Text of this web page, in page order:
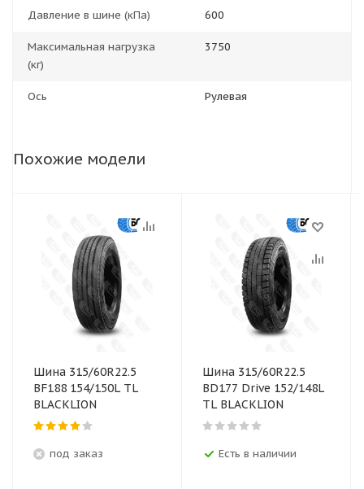
Давление в шине (кПа) 600
Максимальная нагрузка
(кг)
3750
Ось Рулевая
Похожие модели
Шина 315/60R22.5
BF188 154/150L TL
BLACKLION
под заказ
Шина 315/60R22.5
BD177 Drive 152/148L
TL BLACKLION
Есть в наличии